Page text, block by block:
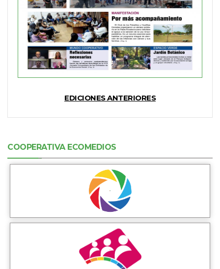
EDICIONES ANTERIORES
COOPERATIVA ECOMEDIOS